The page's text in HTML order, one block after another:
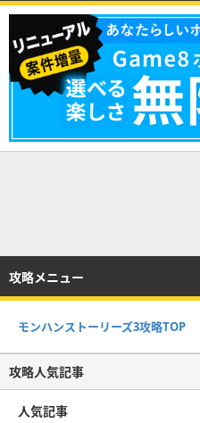
攻略メニュー
モンハンストーリーズ3攻略TOP
攻略人気記事
人気記事